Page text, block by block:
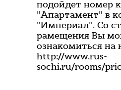
подойдет номер
"Апартамент" в
"Империал". Со
рамещения Вы
ознакомиться на
http://www.rus-
sochi.ru/rooms/